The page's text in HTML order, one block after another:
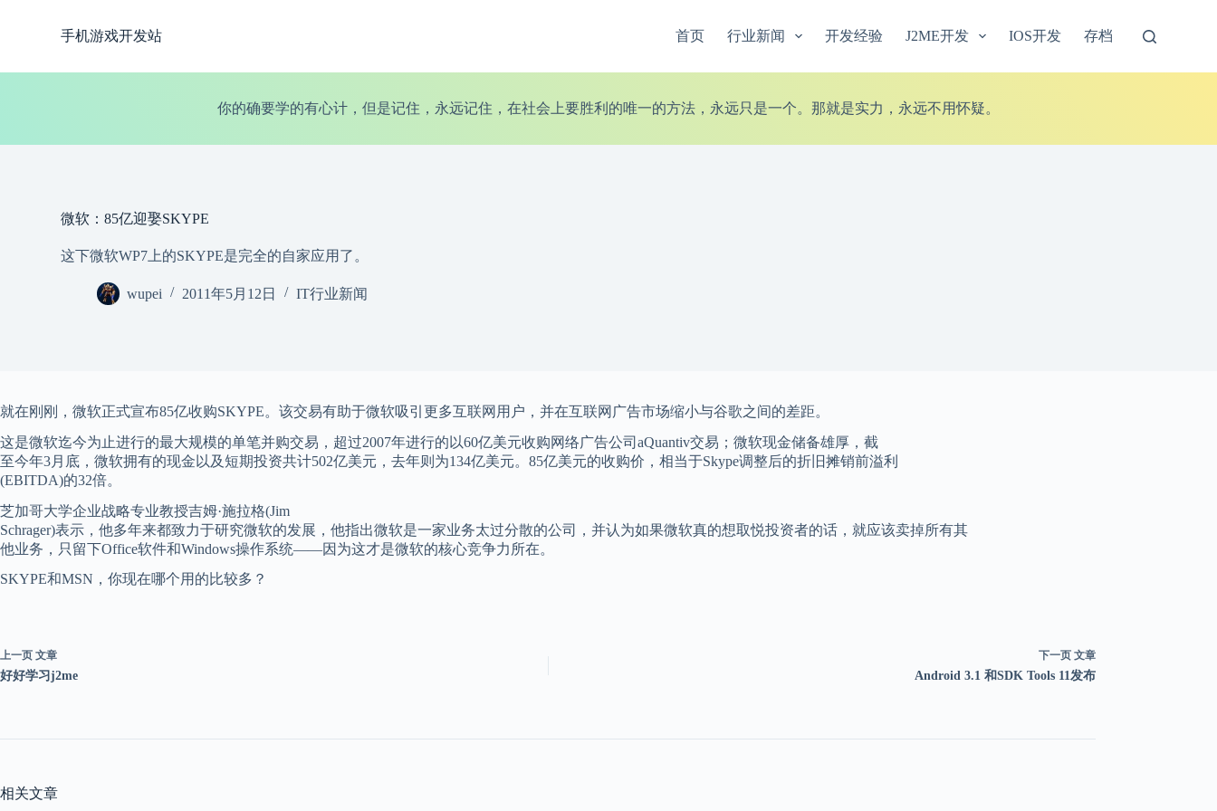
容
手机游戏开发站 首页 行业新闻 开发经验 J2ME开发 IOS开发 存档
你的确要学的有心计，但是记住，永远记住，在社会上要胜利的唯一的方法，永远只是一个。那就是实力，永远不用怀疑。
微软：85亿迎娶SKYPE
这下微软WP7上的SKYPE是完全的自家应用了。
wupei 2011年5月12日 IT行业新闻
就在刚刚，微软正式宣布85亿收购SKYPE。该交易有助于微软吸引更多互联网用户，并在互联网广告市场缩小与谷歌之间的差距。
这是微软迄今为止进行的最大规模的单笔并购交易，超过2007年进行的以60亿美元收购网络广告公司aQuantiv交易；微软现金储备雄厚，截
至今年3月底，微软拥有的现金以及短期投资共计502亿美元，去年则为134亿美元。85亿美元的收购价，相当于Skype调整后的折旧摊销前溢利
(EBITDA)的32倍。
芝加哥大学企业战略专业教授吉姆·施拉格(Jim
Schrager)表示，他多年来都致力于研究微软的发展，他指出微软是一家业务太过分散的公司，并认为如果微软真的想取悦投资者的话，就应该卖掉所有其
他业务，只留下Office软件和Windows操作系统——因为这才是微软的核心竞争力所在。
SKYPE和MSN，你现在哪个用的比较多？
上一页 文章
好好学习j2me
下一页 文章
Android 3.1 和SDK Tools 11发布
相关文章